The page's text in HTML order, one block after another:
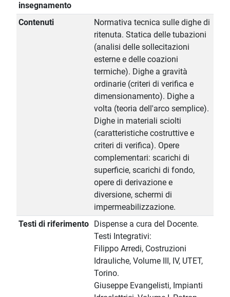
insegnamento
Contenuti
Normativa tecnica sulle dighe di
ritenuta. Statica delle tubazioni
(analisi delle sollecitazioni
esterne e delle coazioni
termiche). Dighe a gravità
ordinarie (criteri di verifica e
dimensionamento). Dighe a
volta (teoria dell'arco semplice).
Dighe in materiali sciolti
(caratteristiche costruttive e
criteri di verifica). Opere
complementari: scarichi di
superficie, scarichi di fondo,
opere di derivazione e
diversione, schermi di
impermeabilizzazione.
Testi di riferimento
Dispense a cura del Docente.
Testi Integrativi:
Filippo Arredi, Costruzioni
Idrauliche, Volume III, IV, UTET,
Torino.
Giuseppe Evangelisti, Impianti